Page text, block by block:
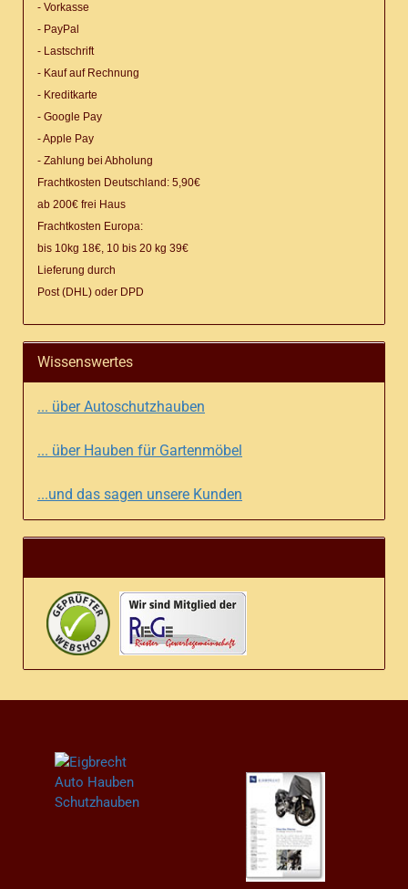
- Vorkasse
- PayPal
- Lastschrift
- Kauf auf Rechnung
- Kreditkarte
- Google Pay
- Apple Pay
- Zahlung bei Abholung
Frachtkosten Deutschland: 5,90€
ab 200€ frei Haus
Frachtkosten Europa:
bis 10kg 18€, 10 bis 20 kg 39€
Lieferung durch
Post (DHL) oder DPD
Wissenswertes
... über Autoschutzhauben
... über Hauben für Gartenmöbel
...und das sagen unsere Kunden